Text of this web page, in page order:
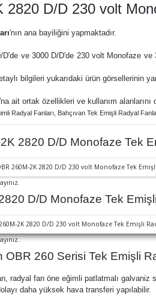
2820 D/D 230 volt
'nın ana bayiliğini yapmaktadır.
D'de ve 3000 D/D'de 230 volt Monofaze
bilgileri yukarıdaki ürün görsellerinin
'na ait ortak özellikleri ve kullanım alanlarını
Radyal Fanları, Bahçıvan Tek Emişli Radyal
2820 D/D Monofaze Tek
D/D Monofaze Tek
OBR 260 Serisi Tek Emişli
radyal fan öne eğimli patlatmalı galvaniz
daha yüksek hava transferi yapılabilir.